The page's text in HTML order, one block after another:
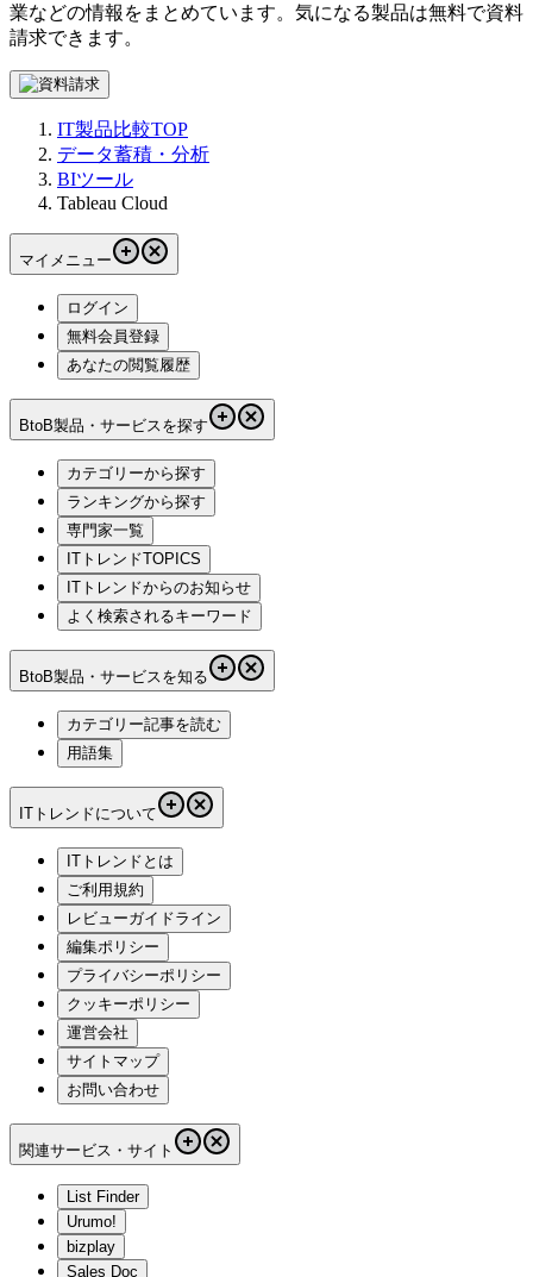
業などの情報をまとめています。気になる製品は無料で資料
請求できます。
IT製品比較TOP
データ蓄積・分析
BIツール
Tableau Cloud
マイメニュー
ログイン
無料会員登録
あなたの閲覧履歴
BtoB製品・サービスを探す
カテゴリーから探す
ランキングから探す
専門家一覧
ITトレンドTOPICS
ITトレンドからのお知らせ
よく検索されるキーワード
BtoB製品・サービスを知る
カテゴリー記事を読む
用語集
ITトレンドについて
ITトレンドとは
ご利用規約
レビューガイドライン
編集ポリシー
プライバシーポリシー
クッキーポリシー
運営会社
サイトマップ
お問い合わせ
関連サービス・サイト
List Finder
Urumo!
bizplay
Sales Doc